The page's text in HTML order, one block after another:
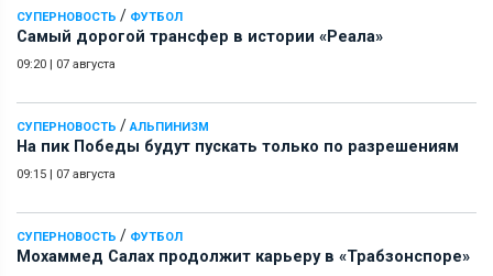
СУПЕРНОВОСТЬ / ФУТБОЛ
Самый дорогой трансфер в истории «Реала»
09:20 07 августа
СУПЕРНОВОСТЬ / АЛЬПИНИЗМ
На пик Победы будут пускать только по разрешениям
09:15 07 августа
СУПЕРНОВОСТЬ / ФУТБОЛ
Мохаммед Салах продолжит карьеру в «Трабзонспоре»